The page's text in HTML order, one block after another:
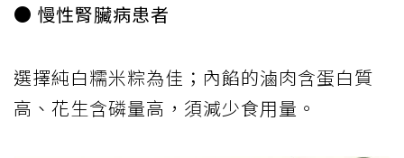
● 慢性腎臟病患者
選擇純白糯米粽為佳；內餡的滷肉含蛋白質
高、花生含磷量高，須減少食用量。